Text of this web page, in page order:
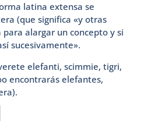
latina extensa se
(que significa «y otras
para alargar un concepto y si
sucesivamente».
elefanti, scimmie, tigri,
encontrarás elefantes,